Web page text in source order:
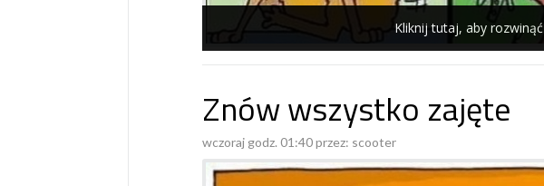
Kliknij tutaj, aby rozwinąć
Znów wszystko zajęte
wczoraj godz. 01:40 przez: scooter